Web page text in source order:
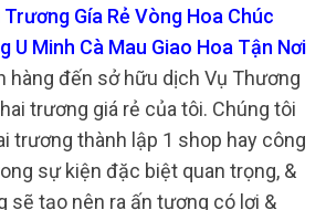
Gía Rẻ Vòng Hoa Chúc
U Minh Cà Mau Giao Hoa Tận Nơi
hàng đến sở hữu dịch Vụ Thương
trương giá rẻ của tôi. Chúng tôi
trương thành lập 1 shop hay công
sự kiện đặc biệt quan trọng, &
sẽ tạo nên ra ấn tượng có lợi &